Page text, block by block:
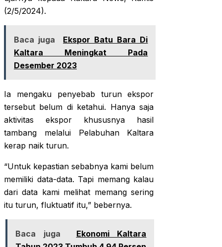
(2/5/2024).
Baca juga
Ekspor Batu Bara Di
Kaltara Meningkat Pada
Desember 2023
Ia mengaku penyebab turun ekspor
tersebut belum di ketahui. Hanya saja
aktivitas ekspor khususnya hasil
tambang melalui Pelabuhan Kaltara
kerap naik turun.
“Untuk kepastian sebabnya kami belum
memiliki data-data. Tapi memang kalau
dari data kami melihat memang sering
itu turun, fluktuatif itu,” bebernya.
Baca juga
Ekonomi Kaltara